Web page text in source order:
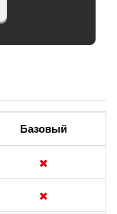
Базовый